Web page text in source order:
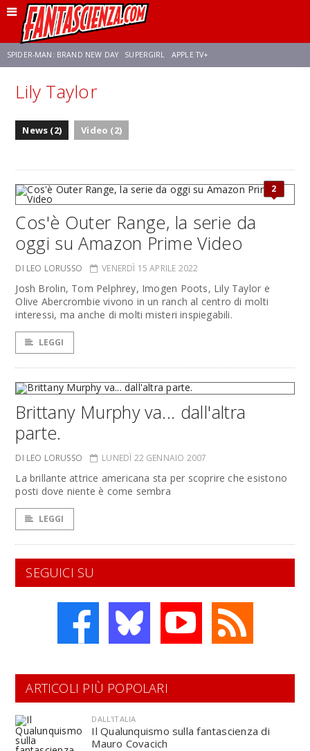
SPIDER-MAN: BRAND NEW DAY SUPERGIRL APPLE TV+
FRANCO RICCIARDIELLO
Lily Taylor
News (2) Video (2)
2
Cos'è Outer Range, la serie da
oggi su Amazon Prime Video
DI LEO LORUSSO VENERDÌ 15 APRILE 2022
Josh Brolin, Tom Pelphrey, Imogen Poots, Lily Taylor e
Olive Abercrombie vivono in un ranch al centro di molti
interessi, ma anche di molti misteri inspiegabili.
LEGGI
Brittany Murphy va... dall'altra
parte.
DI LEO LORUSSO LUNEDÌ 22 GENNAIO 2007
La brillante attrice americana sta per scoprire che esistono
posti dove niente è come sembra
LEGGI
SEGUICI SU
ARTICOLI PIÙ POPOLARI
DALL'ITALIA
Il Qualunquismo sulla fantascienza di
Mauro Covacich